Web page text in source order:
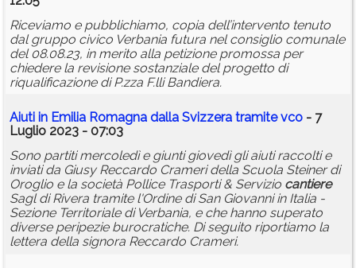
Riceviamo e pubblichiamo, copia dell’intervento tenuto
dal gruppo civico Verbania futura nel consiglio comunale
del 08.08.23, in merito alla petizione promossa per
chiedere la revisione sostanziale del progetto di
riqualificazione di P.zza F.lli Bandiera.
Aiuti in Emilia Romagna dalla Svizzera tramitevco - 7
Luglio 2023 - 07:03
Sono partiti mercoledì e giunti giovedì gli aiuti raccolti e
inviati da Giusy Reccardo Crameri della Scuola Steiner di
Oroglio e la società Pollice Trasporti & Servizio cantiere
Sagl di Rivera tramite l'Ordine di San Giovanni in Italia -
Sezione Territoriale di Verbania, e che hanno superato
diverse peripezie burocratiche. Di seguito riportiamo la
lettera della signora Reccardo Crameri.